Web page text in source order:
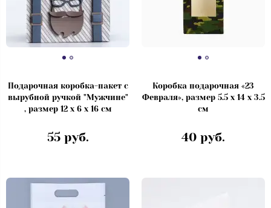
Подарочная коробка-пакет с
вырубной ручкой "Мужчине"
, размер 12 х 6 х 16 см
55 руб.
Коробка подарочная «23
Февраля», размер 5.5 х 14 х 3.5
см
40 руб.